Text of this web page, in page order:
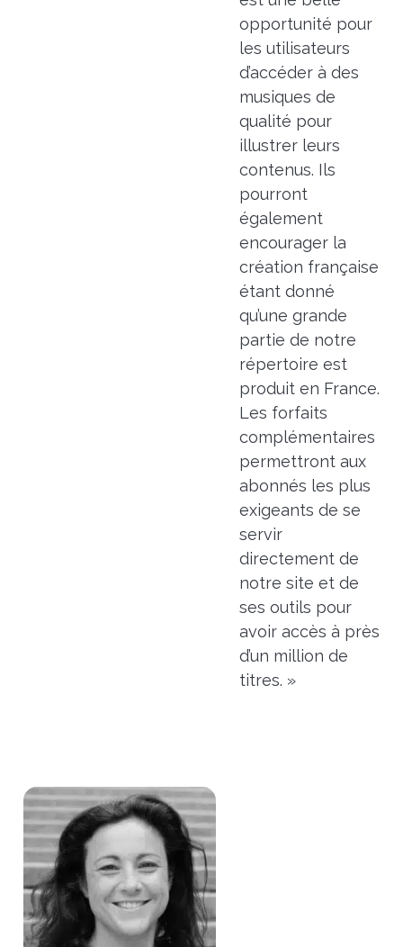
opportunité pour
les utilisateurs
d’accéder à des
musiques de
qualité pour
illustrer leurs
contenus. Ils
pourront
également
encourager la
création française
étant donné
qu’une grande
partie de notre
répertoire est
produit en France.
Les forfaits
complémentaires
permettront aux
abonnés les plus
exigeants de se
servir
directement de
notre site et de
ses outils pour
avoir accès à près
d’un million de
titres. »